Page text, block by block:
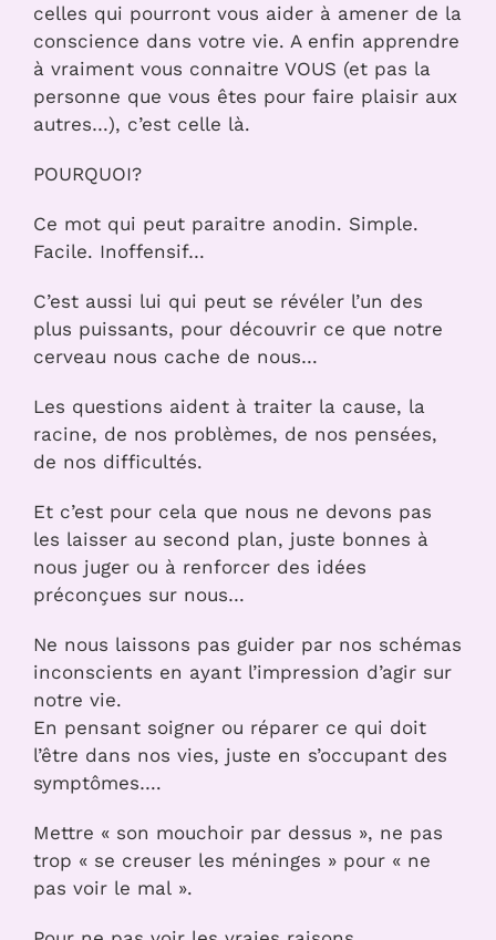
celles qui pourront vous aider à amener de la
conscience dans votre vie. A enfin apprendre
à vraiment vous connaitre VOUS (et pas la
personne que vous êtes pour faire plaisir aux
autres…), c’est celle là.
POURQUOI?
Ce mot qui peut paraitre anodin. Simple.
Facile. Inoffensif…
C’est aussi lui qui peut se révéler l’un des
plus puissants, pour découvrir ce que notre
cerveau nous cache de nous…
Les questions aident à traiter la cause, la
racine, de nos problèmes, de nos pensées,
de nos difficultés.
Et c’est pour cela que nous ne devons pas
les laisser au second plan, juste bonnes à
nous juger ou à renforcer des idées
préconçues sur nous…
Ne nous laissons pas guider par nos schémas
inconscients en ayant l’impression d’agir sur
notre vie.
En pensant soigner ou réparer ce qui doit
l’être dans nos vies, juste en s’occupant des
symptômes….
Mettre « son mouchoir par dessus », ne pas
trop « se creuser les méninges » pour « ne
pas voir le mal ».